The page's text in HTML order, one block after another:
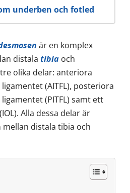
underben och fotled
är en komplex
distalatibia och
olika delar: anteriora
(AITFL), posteriora
(PITFL) samt ett
Alla dessa delar är
distala tibia och